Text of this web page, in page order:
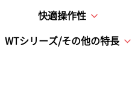
快適操作性
WTシリーズ/その他の特長